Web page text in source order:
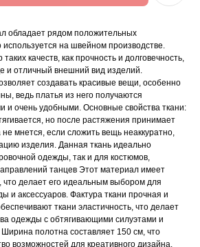
обладает рядом положительных
используется на швейном производстве.
качеств, как прочность и долговечность,
и отличный внешний вид изделий.
создавать красивые вещи, особенно
ведь платья из него получаются
и очень удобными. Основные свойства ткани:
но после растяжения принимает
мнется, если сложить вещь неаккуратно,
изделия. Данная ткань идеально
одежды, так и для костюмов,
танцев Этот материал имеет
что делает его идеальным выбором для
и аксессуаров. Фактура ткани прочная и
ткани эластичность, что делает
одежды с обтягивающими силуэтами и
полотна составляет 150 см, что
возможностей для креативного дизайна.